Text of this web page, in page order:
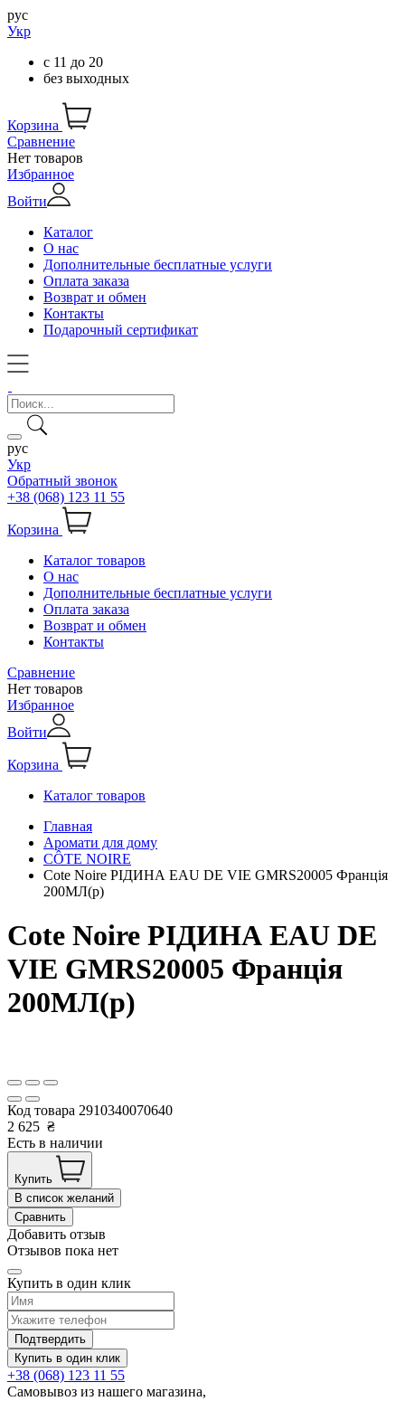
рус
Укр
с 11 до 20
без выходных
Корзина
Сравнение
Нет товаров
Избранное
Войти
Каталог
О нас
Дополнительные бесплатные услуги
Оплата заказа
Возврат и обмен
Контакты
Подарочный сертификат
рус
Укр
Обратный звонок
+38 (068) 123 11 55
Корзина
Каталог товаров
О нас
Дополнительные бесплатные услуги
Оплата заказа
Возврат и обмен
Контакты
Сравнение
Нет товаров
Избранное
Войти
Корзина
Каталог товаров
Главная
Аромати для дому
CÔTE NOIRE
Cote Noire РІДИНА EAU DE VIE GMRS20005 Франція
200МЛ(р)
Cote Noire РІДИНА EAU DE
VIE GMRS20005 Франція
200МЛ(р)
Код товара 2910340070640
2 625 ₴
Есть в наличии
Купить
В список желаний
Сравнить
Добавить отзыв
Отзывов пока нет
Купить в один клик
Подтвердить
Купить в один клик
+38 (068) 123 11 55
Самовывоз из нашего магазина,